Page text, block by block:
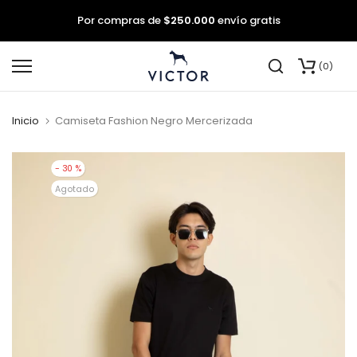
Por compras de $250.000 envío gratis
saltar
al
contenido
0
Inicio Camiseta Fashion Negro Mercerizada
- 30 %
Agotado